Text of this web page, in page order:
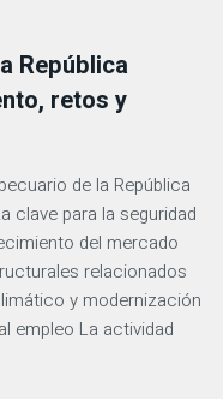
República
retos y
de la República
clave para la seguridad
del mercado
relacionados
y modernización
empleo La actividad